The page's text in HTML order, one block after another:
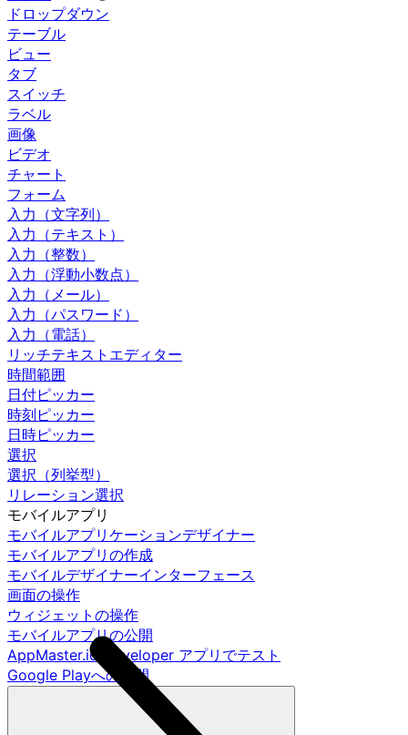
ドロップダウン
テーブル
ビュー
タブ
スイッチ
ラベル
画像
ビデオ
チャート
フォーム
入力（文字列）
入力（テキスト）
入力（整数）
入力（浮動小数点）
入力（メール）
入力（パスワード）
入力（電話）
リッチテキストエディター
時間範囲
日付ピッカー
時刻ピッカー
日時ピッカー
選択
選択（列挙型）
リレーション選択
モバイルアプリ
モバイルアプリケーションデザイナー
モバイルアプリの作成
モバイルデザイナーインターフェース
画面の操作
ウィジェットの操作
モバイルアプリの公開
AppMaster.io Developer アプリでテスト
Google Playへの公開